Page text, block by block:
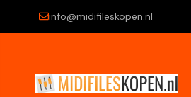
info@midifileskopen.nl